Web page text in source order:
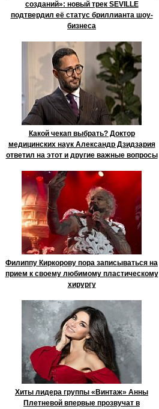
созданий»: новый трек SEVILLE
подтвердил её статус бриллианта шоу-
бизнеса
Какой чекап выбрать? Доктор
медицинских наук Александр Дзидзария
ответил на этот и другие важные вопросы
Филиппу Киркорову пора записываться на
прием к своему любимому пластическому
хирургу
Хиты лидера группы «Винтаж» Анны
Плетневой впервые прозвучат в